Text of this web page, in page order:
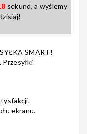
sekund, a wyślemy
SMART!
Przesyłki
ekranu.